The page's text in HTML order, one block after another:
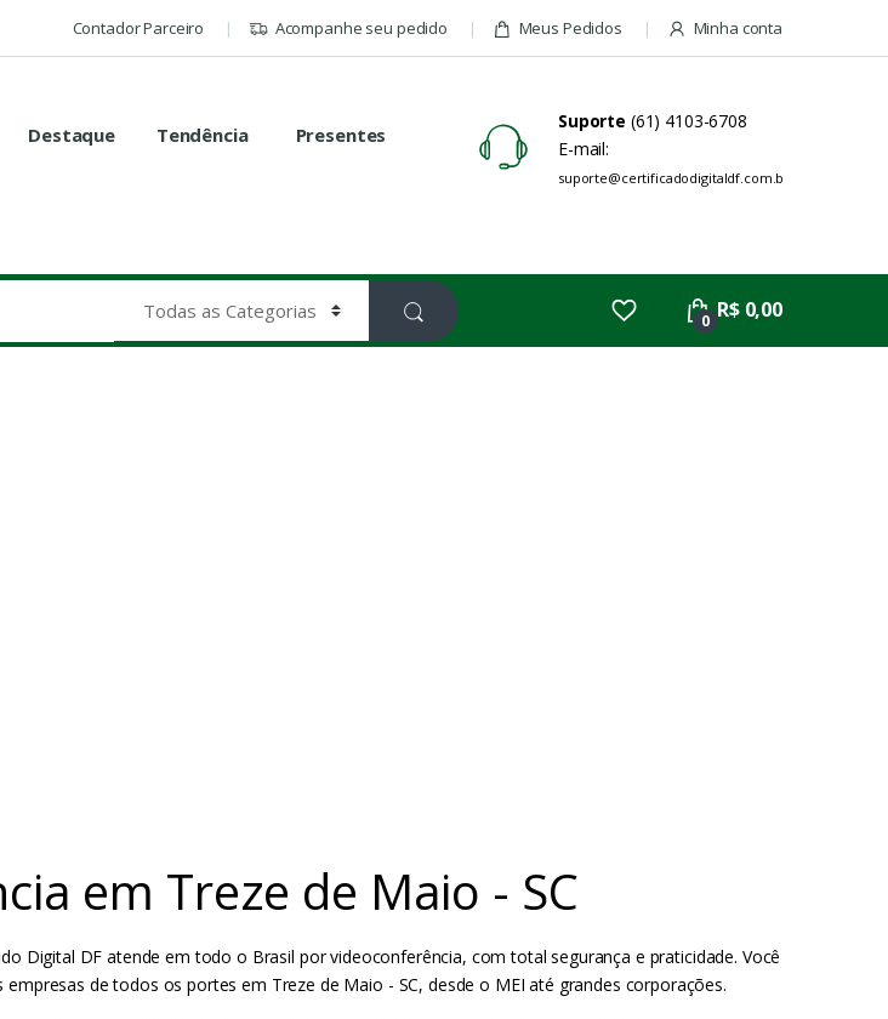
Contador Parceiro Acompanhe seu pedido Meus Pedidos Minha conta
Destaque Tendência Presentes
Suporte (61) 4103-6708
E-mail:
suporte@certificadodigitaldf.com.br
0 R$ 0,00
em Treze de Maio - SC
Digital DF atende em todo o Brasil por videoconferência, com total segurança e praticidade. Você
de todos os portes em Treze de Maio - SC, desde o MEI até grandes corporações.